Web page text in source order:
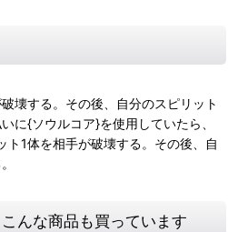
壊する。その後、自分のスピリット
に{ソウルコア}を使用していたら、
ト1体を相手が破壊する。その後、自
んな商品も買っています